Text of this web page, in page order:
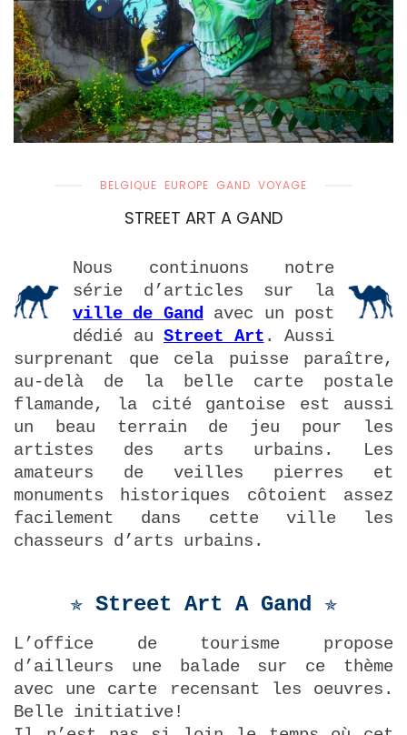
BELGIQUE EUROPE GAND VOYAGE
STREET ART A GAND
Nous continuons notre
série d’articles sur la
ville de Gand avec un post
dédié au Street Art . Aussi
surprenant que cela puisse paraître,
au-delà de la belle carte postale
flamande, la cité gantoise est aussi
un beau terrain de jeu pour les
artistes des arts urbains. Les
amateurs de veilles pierres et
monuments historiques côtoient assez
facilement dans cette ville les
chasseurs d’arts urbains.
✯ Street Art A Gand ✯
L’office de tourisme propose
d’ailleurs une balade sur ce thème
avec une carte recensant les oeuvres.
Belle initiative!